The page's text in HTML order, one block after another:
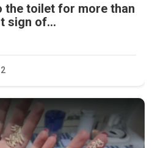
the toilet for more than
sign of...